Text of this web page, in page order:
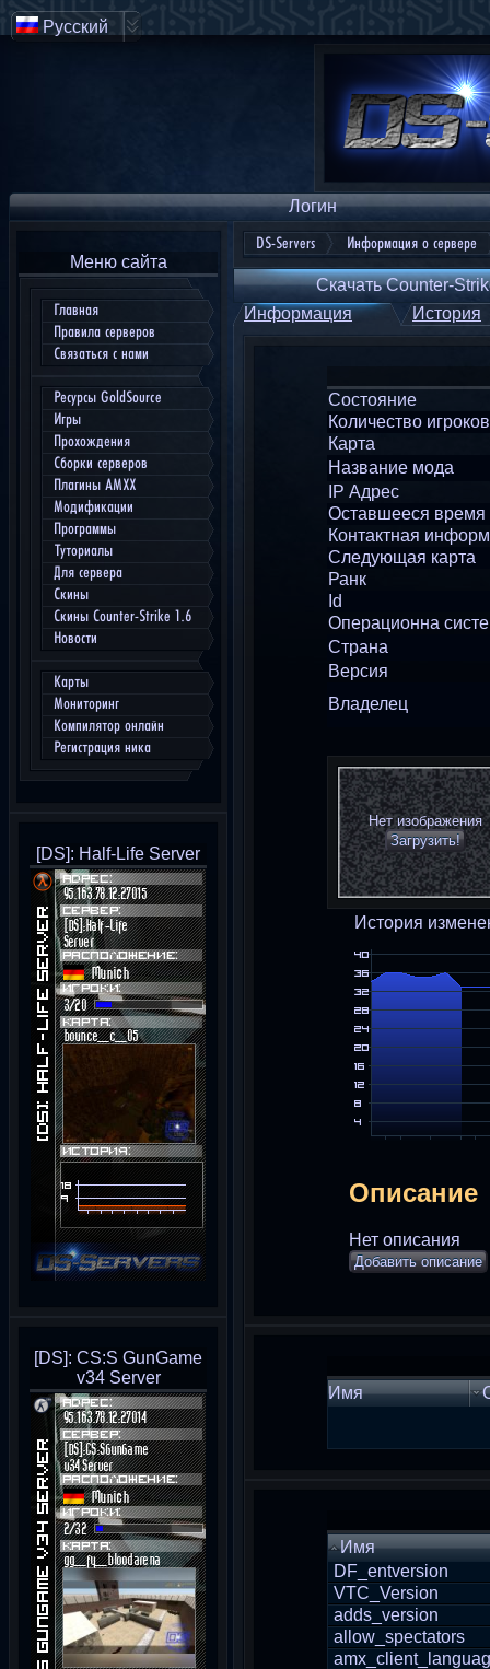
Логин
Меню сайта
Главная
Правила серверов
Связаться с нами
Ресурсы GoldSource
Игры
Прохождения
Сборки серверов
Плагины AMXX
Модификации
Программы
Туториалы
Для сервера
Скины
Скины Counter-Strike 1.6
Новости
Карты
Мониторинг
Компилятор онлайн
Регистрация ника
[DS]: Half-Life Server
[DS]: CS:S GunGame
v34 Server
DS-Servers Информация о сервере
Скачать Counter-
Информация
История
Состояние
Количество игроков
Карта
Название мода
IP Адрес
Оставшееся время
Контактная
Следующая карта
Ранк
Id
Операционна
Страна
Версия
Владелец
Нет изображения
Загрузить!
История
Описание
Нет описания
Добавить описание
Имя
Имя
DF_entversion
VTC_Version
adds_version
allow_spectators
Русский